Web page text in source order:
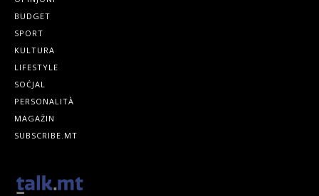
BUDGET
SPORT
KULTURA
LIFESTYLE
SOĊJAL
PERSONALITÀ
MAGAŻIN
SUBSCRIBE.MT